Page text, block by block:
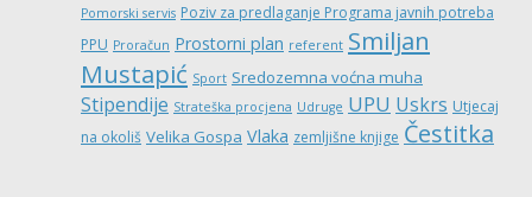
Pomorski servis Poziv za predlaganje Programa javnih potreba
PPU Proračun Prostorni plan referent Smiljan
Mustapić Sport Sredozemna voćna muha
Stipendije Strateška procjena Udruge UPU Uskrs Utjecaj
na okoliš Velika Gospa Vlaka zemljišne knjige Čestitka